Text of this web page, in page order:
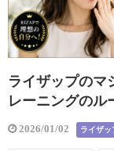
ライザップのマ
レーニングのル
2026/01/02 ライザッ